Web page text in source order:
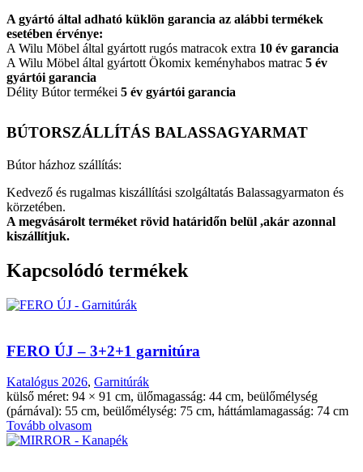
A gyártó által adható küklön garancia az alábbi termékek
esetében érvénye:
A Wilu Möbel által gyártott rugós matracok extra 10 év garancia
A Wilu Möbel által gyártott Ökomix keményhabos matrac 5 év
gyártói garancia
Délity Bútor termékei 5 év gyártói garancia
BÚTORSZÁLLÍTÁS BALASSAGYARMAT
Bútor házhoz szállítás:
Kedvező és rugalmas kiszállítási szolgáltatás Balassagyarmaton és
körzetében.
A megvásárolt terméket rövid határidőn belül ,akár azonnal
kiszállítjuk.
Kapcsolódó termékek
FERO ÚJ – 3+2+1 garnitúra
Katalógus 2026, Garnitúrák
külső méret: 94 × 91 cm, ülőmagasság: 44 cm, beülőmélység
(párnával): 55 cm, beülőmélység: 75 cm, háttámlamagasság: 74 cm
Tovább olvasom